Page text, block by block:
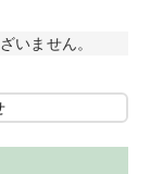
いません。